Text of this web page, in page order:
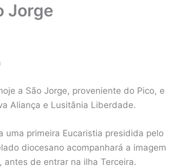
Jorge
a São Jorge, proveniente do Pico, e
Aliança e Lusitânia Liberdade.
uma primeira Eucaristia presidida pelo
diocesano acompanhará a imagem
de entrar na ilha Terceira.